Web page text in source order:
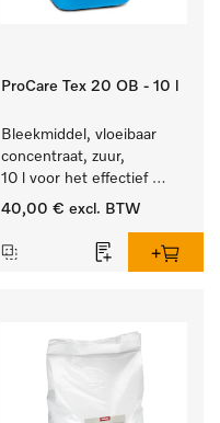
ProCare Tex 20 OB - 10 l
Bleekmiddel, vloeibaar
concentraat, zuur,
10 l voor het effectief
verwijderen van
40,00 € excl. BTW